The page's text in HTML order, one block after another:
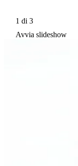
1 di 3
Avvia slideshow